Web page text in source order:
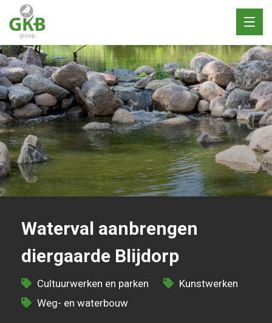
Waterval aanbrengen
diergaarde Blijdorp
Cultuurwerken en parken
Kunstwerken
Weg- en waterbouw